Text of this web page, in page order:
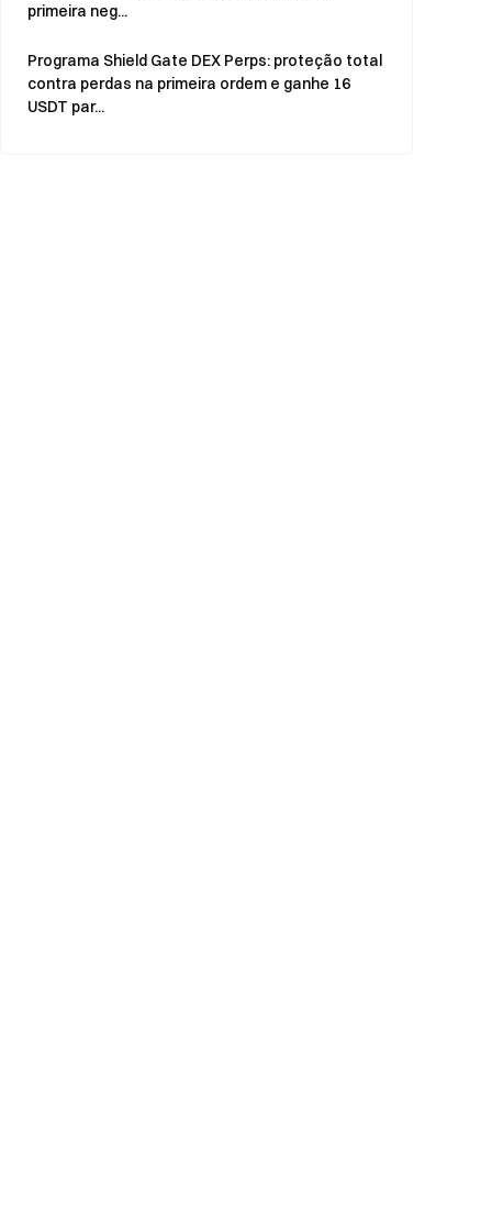
primeira neg...
Programa Shield Gate DEX Perps: proteção total
contra perdas na primeira ordem e ganhe 16
USDT par...